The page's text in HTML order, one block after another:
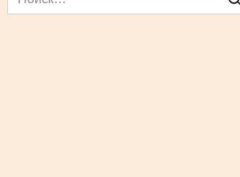
for: